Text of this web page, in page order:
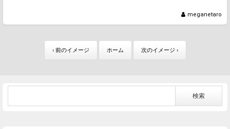
meganetaro
‹ 前のイメージ ホーム 次のイメージ ›